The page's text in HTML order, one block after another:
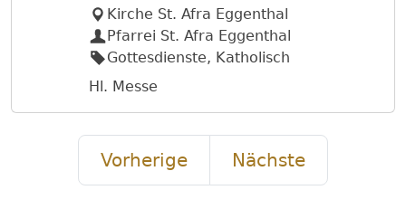
Kirche St. Afra Eggenthal
Pfarrei St. Afra Eggenthal
Gottesdienste, Katholisch
Hl. Messe
Vorherige Nächste